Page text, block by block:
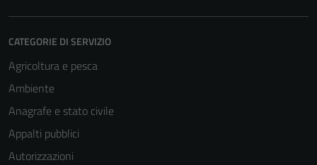
CATEGORIE DI SERVIZIO
Agricoltura e pesca
Ambiente
Anagrafe e stato civile
Appalti pubblici
Autorizzazioni